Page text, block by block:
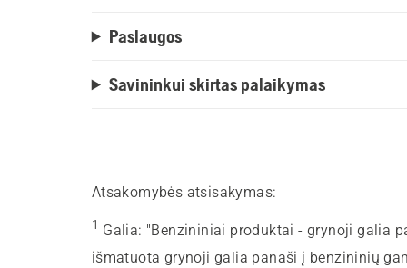
Paslaugos
Savininkui skirtas palaikymas
Atsakomybės atsisakymas:
1 Galia: "Benzininiai produktai - grynoji galia
išmatuota grynoji galia panaši į benzininių